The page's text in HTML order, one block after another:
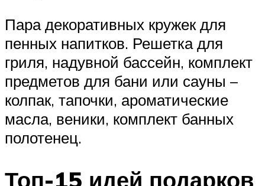
Пара декоративных кружек для
пенных напитков. Решетка для
гриля, надувной бассейн, комплект
предметов для бани или сауны –
колпак, тапочки, ароматические
масла, веники, комплект банных
полотенец.
Топ-15 идей подарков